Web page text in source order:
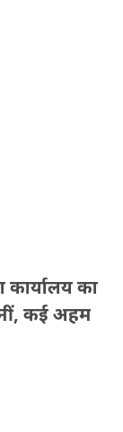
का
कई अहम